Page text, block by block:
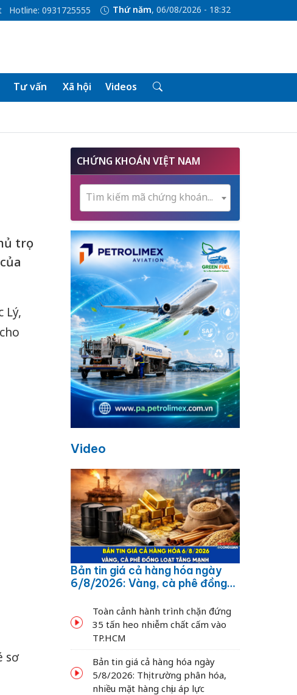
Hotline: 0931725555 Thứ năm, 06/08/2026 - 18:32
Tư vấn Xã hội Videos
trọ
Lý,
sơ
CHỨNG KHOÁN VIỆT NAM
Tìm kiếm mã chứng khoán...
Video
Bản tin giá cả hàng hóa ngày
6/8/2026: Vàng, cà phê đồng
Toàn cảnh hành trình chặn đứng
35 tấn heo nhiễm chất cấm vào
TP.HCM
Bản tin giá cả hàng hóa ngày
5/8/2026: Thị trường phân hóa,
nhiều mặt hàng chịu áp lực